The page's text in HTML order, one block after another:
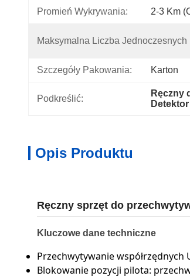
Promień Wykrywania: 2-3 Km
Maksymalna Liczba
Szczegóły Pakowania: Karton
Podkreślić:
Ręczny
Opis Produktu
Ręczny sprzęt do
Kluczowe dane techniczne
Przechwytywanie
Blokowanie pozycji pilota: